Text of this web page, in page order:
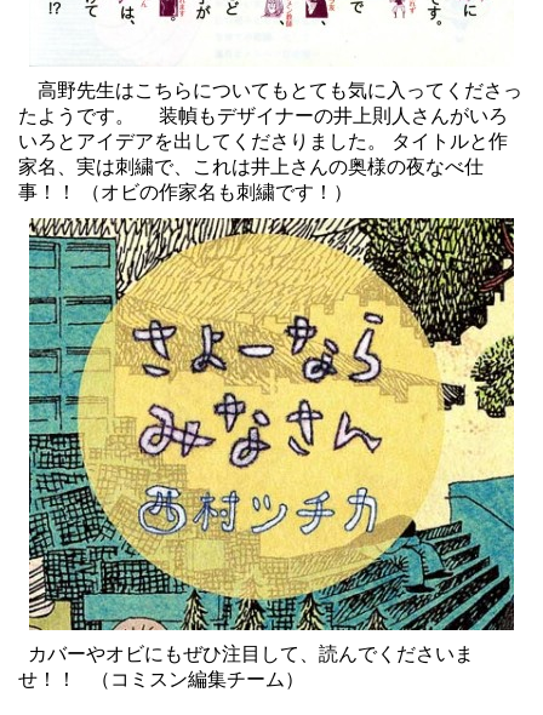
高野先生はこちらについてもとても気に入ってくださっ
たようです。 装幀もデザイナーの井上則人さんがいろ
いろとアイデアを出してくださりました。 タイトルと作
家名、実は刺繍で、これは井上さんの奥様の夜なべ仕
事！！ （オビの作家名も刺繍です！）
カバーやオビにもぜひ注目して、読んでくださいま
せ！！ （コミスン編集チーム）